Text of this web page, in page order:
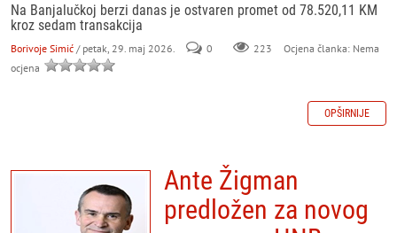
Na Banjalučkoj berzi danas je ostvaren promet od 78.520,11 KM
kroz sedam transakcija
Borivoje Simić / petak, 29. maj 2026. 0 223
Ocjena članka: Nema
ocjena
OPŠIRNIJE
Ante Žigman
predložen za novog